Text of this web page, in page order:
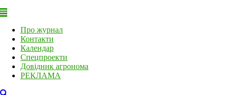
Про журнал
Контакти
Календар
Спецпроекти
Довідник агронома
РЕКЛАМА